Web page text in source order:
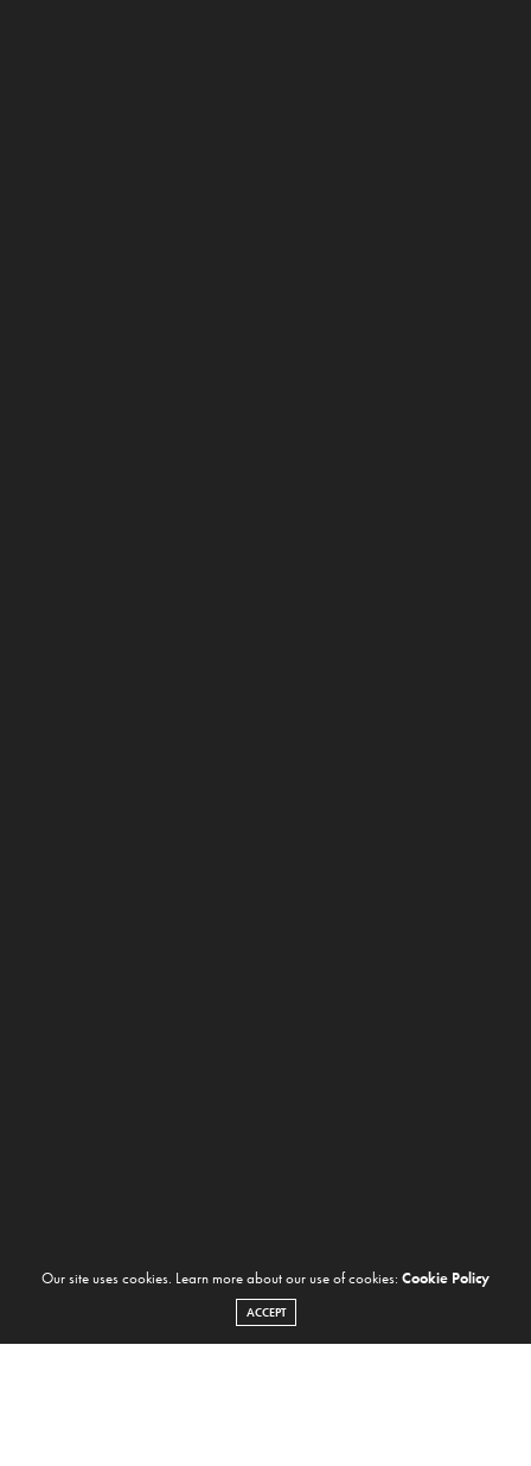
Our site uses cookies. Learn more about our use of cookies: Cookie Policy
ACCEPT